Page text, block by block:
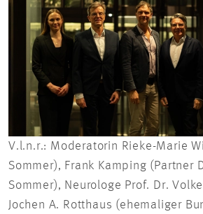
KONTAKT
V.l.n.r.: Moderatorin Rieke-Marie
Sommer), Frank Kamping (Partner
Sommer), Neurologe Prof. Dr.
Jochen A. Rotthaus (ehemaliger